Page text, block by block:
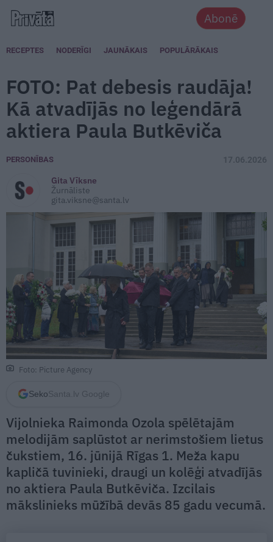
Abonē
RECEPTES NODERĪGI JAUNĀKAIS POPULĀRĀKAIS
FOTO: Pat debesis raudāja!
Kā atvadījās no leģendārā
aktiera Paula Butkēviča
PERSONĪBAS 17.06.2026
Gita Vīksne
Žurnāliste
gita.viksne@santa.lv
Foto: Picture Agency
Seko Santa.lv Google
Vijolnieka Raimonda Ozola spēlētajām
melodijām saplūstot ar nerimstošiem lietus
čukstiem, 16. jūnijā Rīgas 1. Meža kapu
kapličā tuvinieki, draugi un kolēģi atvadījās
no aktiera Paula Butkēviča. Izcilais
mākslinieks mūžībā devās 85 gadu vecumā.